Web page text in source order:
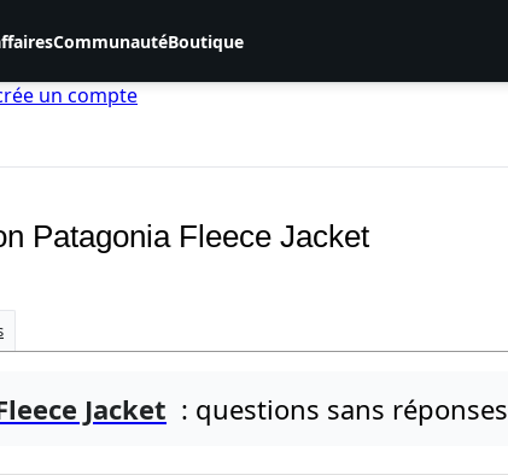
CommunautéBoutique
un compte
Patagonia Fleece Jacket
Jacket : questions sans réponses